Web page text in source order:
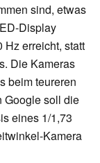
sind, etwas
Display
erreicht, statt
Die Kameras
beim teureren
Google soll die
eines 1/1,73
Kamera